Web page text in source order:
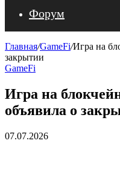
Форум
Главная/GameFi/Игра на
закрытии
GameFi
Игра на
объявила о
07.07.2026